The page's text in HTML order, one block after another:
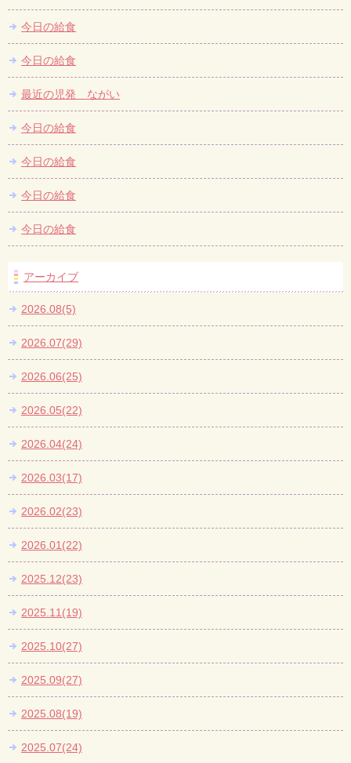
今日の給食
今日の給食
最近の児発 ながい
今日の給食
今日の給食
今日の給食
今日の給食
アーカイブ
2026.08(5)
2026.07(29)
2026.06(25)
2026.05(22)
2026.04(24)
2026.03(17)
2026.02(23)
2026.01(22)
2025.12(23)
2025.11(19)
2025.10(27)
2025.09(27)
2025.08(19)
2025.07(24)